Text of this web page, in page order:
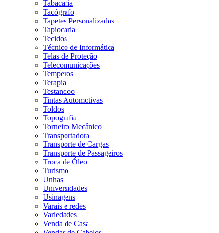
Tabacaria
Tacógrafo
Tapetes Personalizados
Tapiocaria
Tecidos
Técnico de Informática
Telas de Proteção
Telecomunicações
Temperos
Terapia
Testandoo
Tintas Automotivas
Toldos
Topografia
Torneiro Mecânico
Transportadora
Transporte de Cargas
Transporte de Passageiros
Troca de Óleo
Turismo
Unhas
Universidades
Usinagens
Varais e redes
Variedades
Venda de Casa